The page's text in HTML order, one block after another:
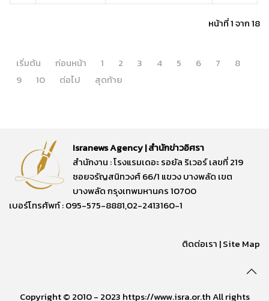
หน้าที่ 1 จาก 18
เริ่มต้น ก่อนหน้า 1 2 3 4 5 6 7
8
9
10 ต่อไป สุดท้าย
Isranews Agency | สำนักข่าวอิศรา
สำนักงาน : โรงแรมเดอะ รอยัล ริเวอร์ เลขที่ 219
ซอยจรัญสนิทวงศ์ 66/1 แขวง บางพลัด เขต
บางพลัด กรุงเทพมหานคร 10700
เบอร์โทรศัพท์ : 095-575-8881,02-2413160-1
ติดต่อเรา |Site Map
Copyright © 2010 - 2023 https://www.isra.or.th All rights